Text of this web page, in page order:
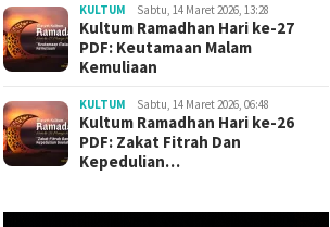
KULTUM Sabtu, 14 Maret 2026, 13:28
Kultum Ramadhan Hari ke-27
PDF: Keutamaan Malam
Kemuliaan
KULTUM Sabtu, 14 Maret 2026, 06:48
Kultum Ramadhan Hari ke-26
PDF: Zakat Fitrah Dan
Kepedulian…